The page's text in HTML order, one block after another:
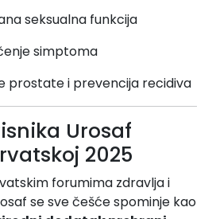
seksualna funkcija
simptoma
prostate i prevencija recidiva
Urosaf
2025
forumima zdravlja i
se sve češće spominje kao